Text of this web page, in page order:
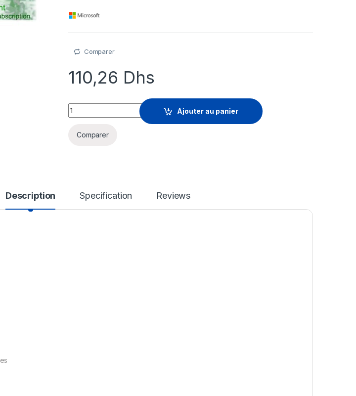
Comparer
110,26 Dhs
Microsoft Office 365 Advanced Threat Protection Plan 1 - licence d'abonnement -
Ajouter au panier
Comparer
Description Specification Reviews